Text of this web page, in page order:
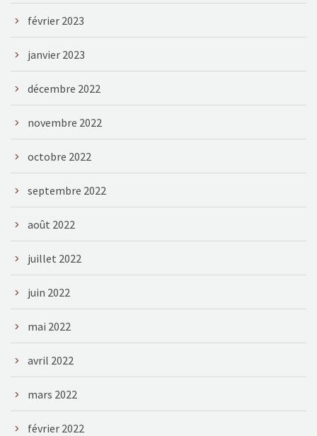
février 2023
janvier 2023
décembre 2022
novembre 2022
octobre 2022
septembre 2022
août 2022
juillet 2022
juin 2022
mai 2022
avril 2022
mars 2022
février 2022